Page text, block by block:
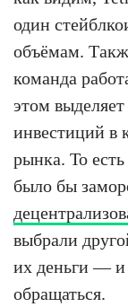
один
объёмам.
команда
этом
инвестиций в
рынка. То
было бы
выбрали
их деньги —
обращаться.